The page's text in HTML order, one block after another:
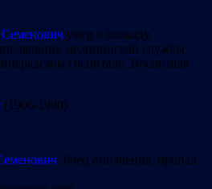
умер в блокаду.
медицинской службы,
госпитале. Воспитала
(1906-1990)
, боец ополчения, пропал